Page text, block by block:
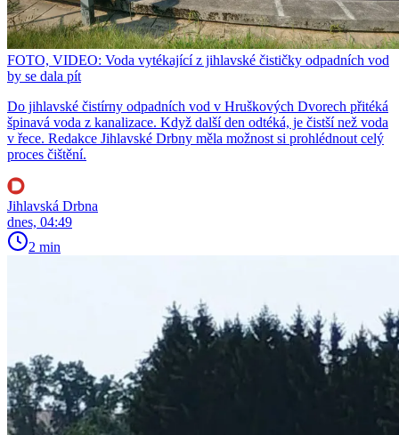
FOTO, VIDEO: Voda vytékající z jihlavské čističky odpadních vod
by se dala pít
Do jihlavské čistírny odpadních vod v Hruškových Dvorech přitéká
špinavá voda z kanalizace. Když další den odtéká, je čistší než voda
v řece. Redakce Jihlavské Drbny měla možnost si prohlédnout celý
proces čištění.
Jihlavská Drbna
dnes, 04:49
2 min